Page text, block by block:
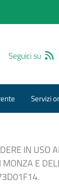
Seguici su
Servizi
IN USO
MONZA E